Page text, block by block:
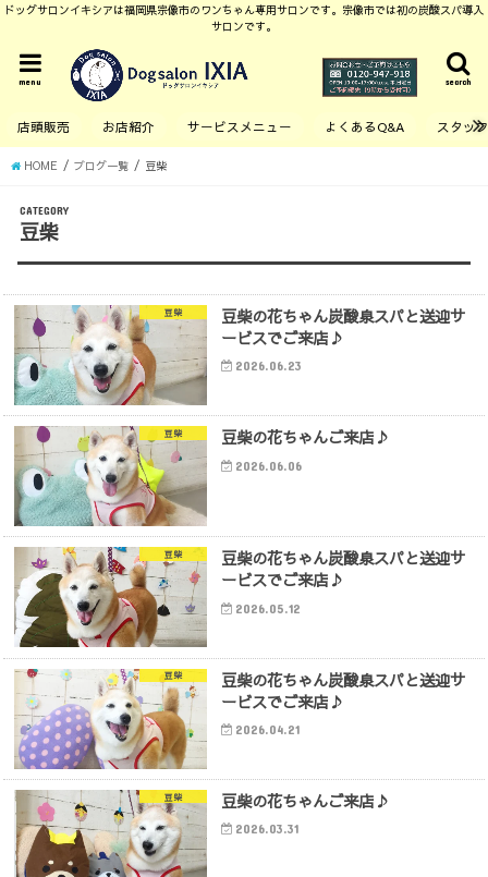
ドッグサロンイキシアは福岡県宗像市のワンちゃん専用サロンです。宗像市では初の炭酸スパ導入
サロンです。
search
menu
店頭販売 お店紹介 サービスメニュー よくあるQ&A スタッ
HOME ブログ一覧 豆柴
CATEGORY
豆柴
豆柴
豆柴の花ちゃん炭酸泉スパと送迎サ
ービスでご来店♪
2026.06.23
豆柴 豆柴の花ちゃんご来店♪
2026.06.06
豆柴
豆柴の花ちゃん炭酸泉スパと送迎サ
ービスでご来店♪
2026.05.12
豆柴
豆柴の花ちゃん炭酸泉スパと送迎サ
ービスでご来店♪
2026.04.21
豆柴 豆柴の花ちゃんご来店♪
2026.03.31